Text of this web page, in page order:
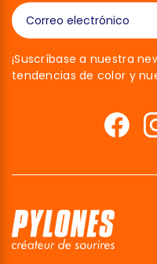
¡Suscríbase a nuestra
tendencias de color y